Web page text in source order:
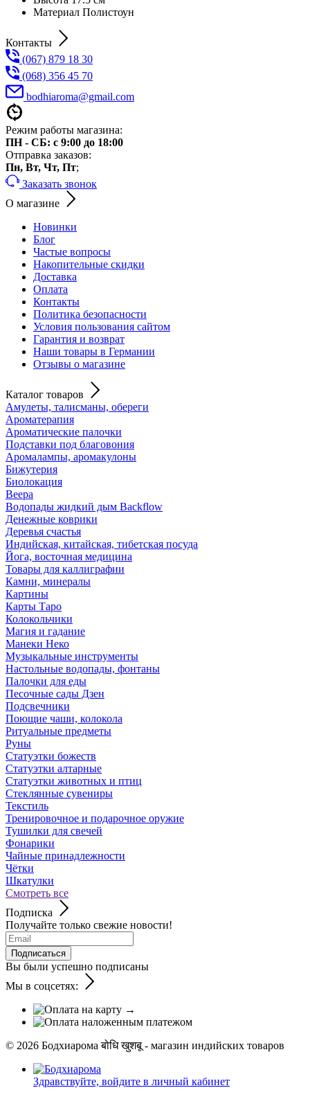
Maтериал Полистоун
Контакты
(067) 879 18 30
(068) 356 45 70
bodhiaroma@gmail.com
Режим работы магазина:
ПН - СБ: с 9:00 до 18:00
Отправка заказов:
Пн, Вт, Чт, Пт;
Заказать звонок
О магазине
Новинки
Блог
Частые вопросы
Накопительные скидки
Доставка
Оплата
Контакты
Политика безопасности
Условия пользования сайтом
Гарантия и возврат
Наши товары в Германии
Отзывы о магазине
Каталог товаров
Амулеты, талисманы, обереги
Ароматерапия
Ароматические палочки
Подставки под благовония
Аромалампы, аромакулоны
Бижутерия
Биолокация
Веера
Водопады жидкий дым Backflow
Денежные коврики
Деревья счастья
Индийская, китайская, тибетская посуда
Йога, восточная медицина
Товары для каллиграфии
Камни, минералы
Картины
Карты Таро
Колокольчики
Магия и гадание
Манеки Неко
Музыкальные инструменты
Настольные водопады, фонтаны
Палочки для еды
Песочные сады Дзен
Подсвечники
Поющие чаши, колокола
Ритуальные предметы
Руны
Статуэтки божеств
Статуэтки алтарные
Статуэтки животных и птиц
Стеклянные сувениры
Текстиль
Тренировочное и подарочное оружие
Тушилки для свечей
Фонарики
Чайные принадлежности
Чётки
Шкатулки
Смотреть все
Подписка
Получайте только свежие новости!
Подписаться
Вы были успешно подписаны
Мы в соцсетях:
© 2026 Бодхиарома बोधि खुशबू - магазин индийских товаров
Здравствуйте, войдите в личный кабинет